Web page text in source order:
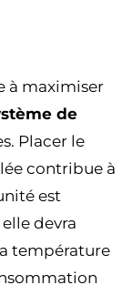
à maximiser
de
Placer le
contribue à
est
devra
température